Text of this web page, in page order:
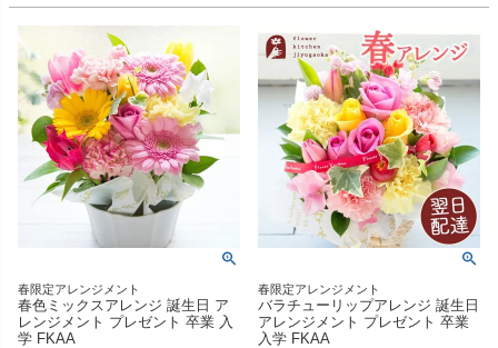
春限定アレンジメント
春色ミックスアレンジ 誕生日 ア
レンジメント プレゼント 卒業 入
学 FKAA
春限定アレンジメント
バラチューリップアレンジ 誕生日
アレンジメント プレゼント 卒業
入学 FKAA